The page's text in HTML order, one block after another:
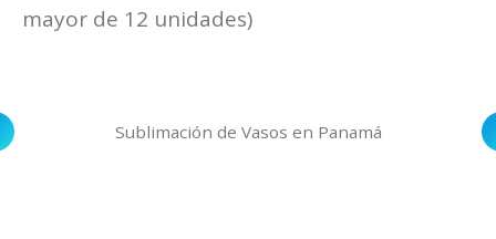
mayor de 12 unidades)
Sublimación de Vasos en Panamá